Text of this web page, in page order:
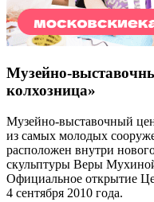
Музейно-
колхозница»
Музейно-выставочный
из самых молодых
расположен внутри
скульптуры Веры
Официальное открытие
4 сентября 2010 года.